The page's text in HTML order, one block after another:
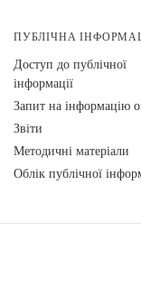
ПУБЛІЧНА
Доступ до публічної
інформації
Запит на інформацію
Звіти
Методичні матеріали
Облік публічної